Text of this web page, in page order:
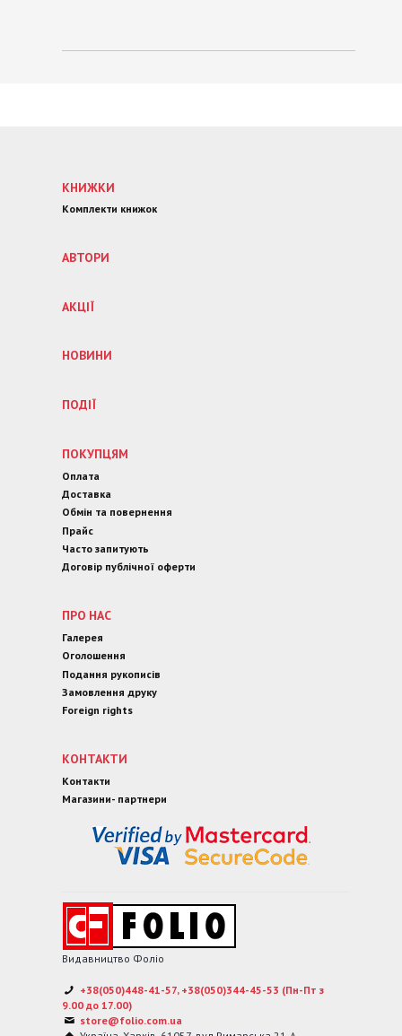
КНИЖКИ
Комплекти книжок
АВТОРИ
АКЦІЇ
НОВИНИ
ПОДІЇ
ПОКУПЦЯМ
Оплата
Доставка
Обмін та повернення
Прайс
Часто запитують
Договір публічної оферти
ПРО НАС
Галерея
Оголошення
Подання рукописів
Замовлення друку
Foreign rights
КОНТАКТИ
Контакти
Магазини- партнери
Видавництво Фоліо
+38(050)448-41-57, +38(050)344-45-53 (Пн-Пт з
9.00 до 17.00)
store@folio.com.ua